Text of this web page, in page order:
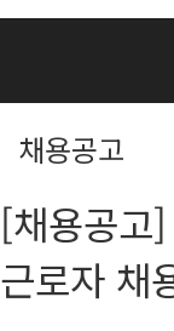
채용공고
[채용공고
근로자 채